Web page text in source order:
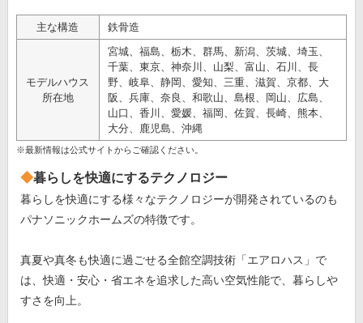
主な構造 鉄骨造
モデルハウス
所在地
宮城、福島、栃木、群馬、新潟、茨城、埼玉、
千葉、東京、神奈川、山梨、富山、石川、長
野、岐阜、静岡、愛知、三重、滋賀、京都、大
阪、兵庫、奈良、和歌山、島根、岡山、広島、
山口、香川、愛媛、福岡、佐賀、長崎、熊本、
大分、鹿児島、沖縄
※最新情報は公式サイトからご確認ください。
暮らしを快適にするテクノロジー
暮らしを快適にする様々なテクノロジーが開発されているのも
パナソニックホームズの特徴です。
真夏や真冬も快適に過ごせる全館空調技術「エアロハス」で
は、快適・安心・省エネを追求した高い空気性能で、暮らしや
すさを向上。